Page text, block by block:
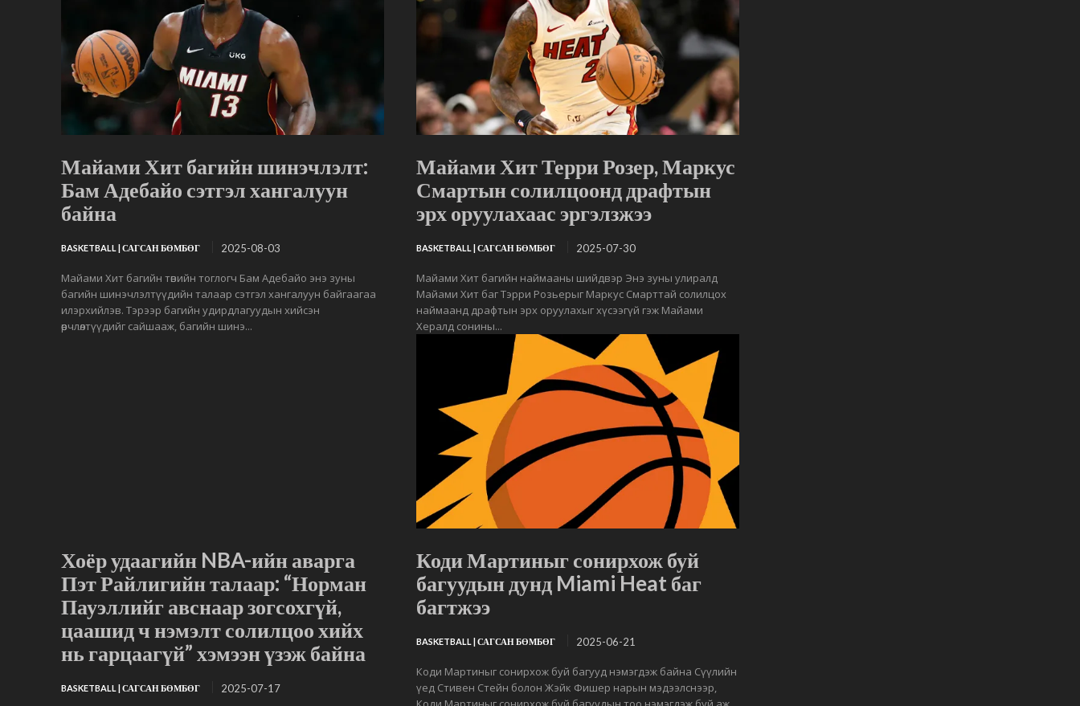
Майами Хит багийн шинэчлэлт:
Бам Адебайо сэтгэл хангалуун
байна
BASKETBALL | САГСАН БӨМБӨГ 2025-08-03
Майами Хит багийн төвийн тоглогч Бам Адебайо энэ зуны
багийн шинэчлэлтүүдийн талаар сэтгэл хангалуун байгаагаа
илэрхийлэв. Тэрээр багийн удирдлагуудын хийсэн
өөрчлөлтүүдийг сайшааж, багийн шинэ...
Майами Хит Терри Розер, Маркус
Смартын солилцоонд драфтын
эрх оруулахаас эргэлзжээ
BASKETBALL | САГСАН БӨМБӨГ 2025-07-30
Майами Хит багийн наймааны шийдвэр Энэ зуны улиралд
Майами Хит баг Тэрри Розьерыг Маркус Смарттай солилцох
наймаанд драфтын эрх оруулахыг хүсээгүй гэж Майами
Хералд сонины...
Хоёр удаагийн NBA-ийн аварга
Пэт Райлигийн талаар: “Норман
Пауэллийг авснаар зогсохгүй,
цаашид ч нэмэлт солилцоо хийх
нь гарцаагүй” хэмээн үзэж байна
BASKETBALL | САГСАН БӨМБӨГ 2025-07-17
Коди Мартиныг сонирхож буй
багуудын дунд Miami Heat баг
багтжээ
BASKETBALL | САГСАН БӨМБӨГ 2025-06-21
Коди Мартиныг сонирхож буй багууд нэмэгдэж байна Сүүлийн
үед Стивен Стейн болон Жэйк Фишер нарын мэдээлснээр,